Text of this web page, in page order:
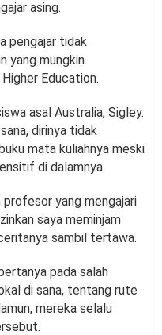
asing.
pengajar tidak
yang mungkin
Education.
asal Australia, Sigley.
dirinya tidak
mata kuliahnya meski
di dalamnya.
yang mengajari
saya meminjam
sambil tertawa.
pada salah
di sana, tentang rute
mereka selalu